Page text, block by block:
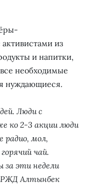
из
и напитки,
необходимые
нуждающиеся.
Люди с
ко 2-3 акции люди
радио, мол,
чай.
за эти недели
РЖД Алтынбек